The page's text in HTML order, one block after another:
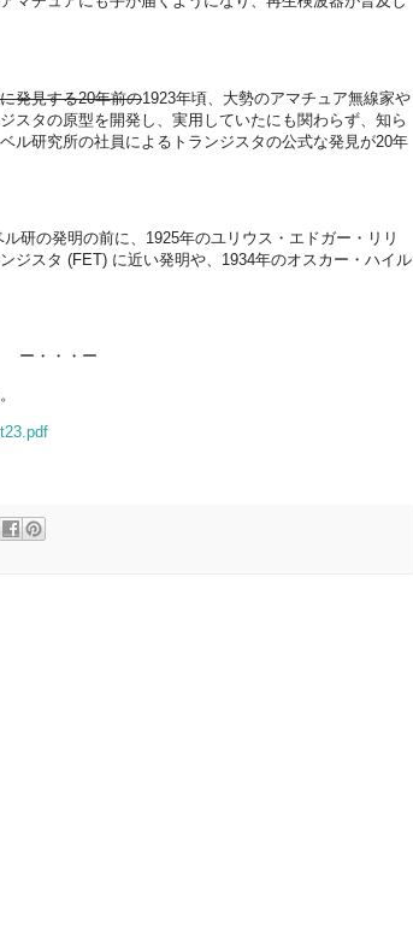
発見する20年前の1923年頃、大勢のアマチュア無線家や
ジスタの原型を開発し、実用していたにも関わらず、知ら
ル研究所の社員によるトランジスタの公式な発見が20年
研の発明の前に、1925年のユリウス・エドガー・リリ
ジスタ (FET) に近い発明や、1934年のオスカー・ハイル
ー・・・ー